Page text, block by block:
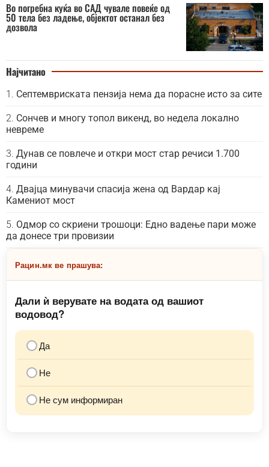
Во погребна куќа во САД чувале повеќе од
50 тела без ладење, објектот останал без
дозвола
Најчитано
Септемвриската пензија нема да порасне исто за сите
Сончев и многу топол викенд, во недела локално
невреме
Дунав се повлече и откри мост стар речиси 1.700
години
Двајца минувачи спасија жена од Вардар кај
Камениот мост
Одмор со скриени трошоци: Едно вадење пари може
да донесе три провизии
Рацин.мк ве прашува:
Дали ѝ верувате на водата од вашиот
водовод?
Да
Не
Не сум информиран